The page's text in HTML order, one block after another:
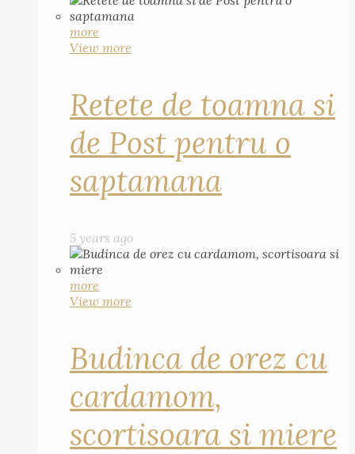
more
View more
Retete de toamna si
de Post pentru o
saptamana
5 years ago
more
View more
Budinca de orez cu
cardamom,
scortisoara si miere